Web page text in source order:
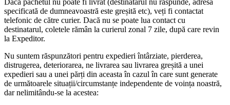
Dacă pachetul nu poate fi livrat (destinatarul nu răspunde, adresa
specificată de dumneavoastră este greșită etc), veți fi contactat
telefonic de către curier. Dacă nu se poate lua contact cu
destinatarul, coletele rămân la curierul zonal 7 zile, după care revin
la Expeditor.
Nu suntem răspunzători pentru expedieri întârziate, pierderea,
distrugerea, deteriorarea, ne livrarea sau livrarea greșită a unei
expedieri sau a unei părți din aceasta în cazul în care sunt generate
de următoarele situații/circumstanțe independente de voința noastră,
dar nelimitându-se la acestea: